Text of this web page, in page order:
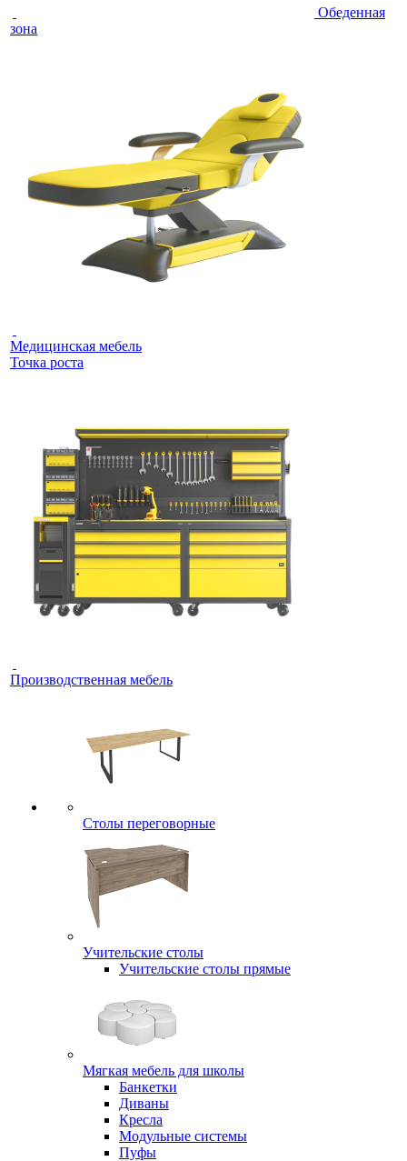
Обеденная
зона
Медицинская мебель
Точка роста
Производственная мебель
Столы переговорные
Учительские столы
Учительские столы прямые
Мягкая мебель для школы
Банкетки
Диваны
Кресла
Модульные системы
Пуфы